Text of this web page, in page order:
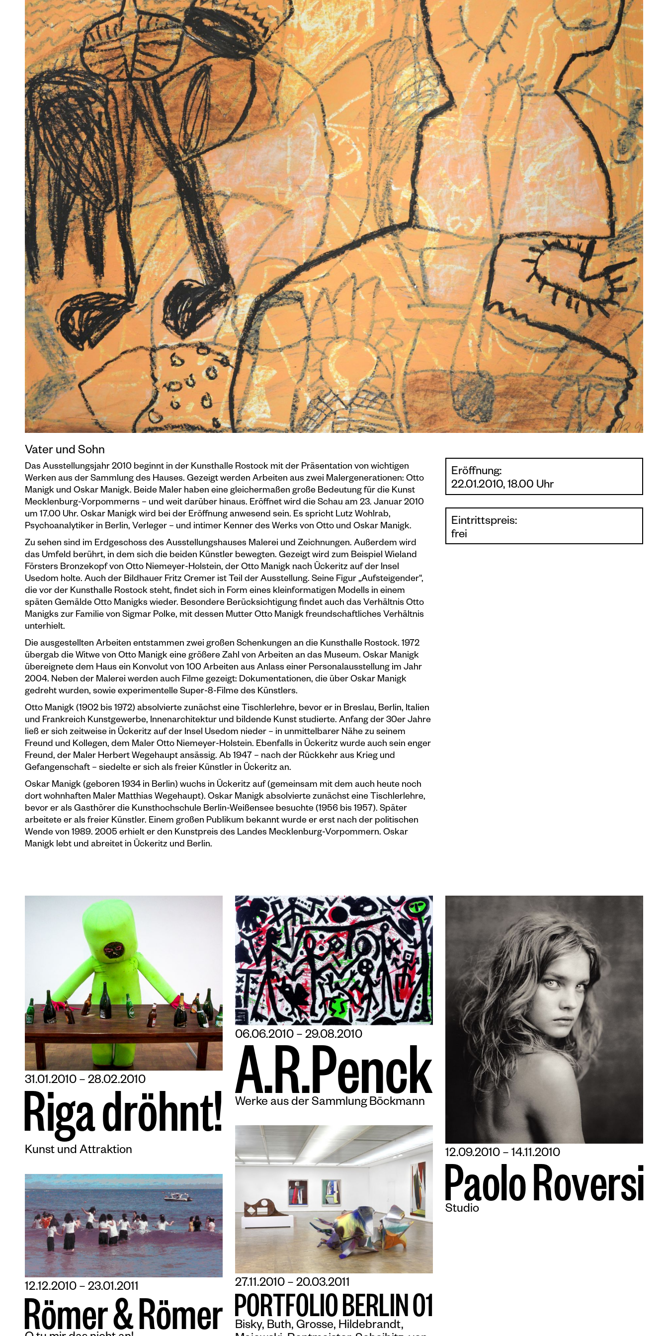
Vater und Sohn
Das Ausstellungsjahr 2010 beginnt in der Kunsthalle Rostock mit der Präsentation von wichtigen
Werken aus der Sammlung des Hauses. Gezeigt werden Arbeiten aus zwei Malergenerationen: Otto
Manigk und Oskar Manigk. Beide Maler haben eine gleichermaßen große Bedeutung für die Kunst
Mecklenburg-Vorpommerns – und weit darüber hinaus. Eröffnet wird die Schau am 23. Januar 2010
um 17.00 Uhr. Oskar Manigk wird bei der Eröffnung anwesend sein. Es spricht Lutz Wohlrab,
Psychoanalytiker in Berlin, Verleger – und intimer Kenner des Werks von Otto und Oskar Manigk.
Zu sehen sind im Erdgeschoss des Ausstellungshauses Malerei und Zeichnungen. Außerdem wird
das Umfeld berührt, in dem sich die beiden Künstler bewegten. Gezeigt wird zum Beispiel Wieland
Försters Bronzekopf von Otto Niemeyer-Holstein, der Otto Manigk nach Ückeritz auf der Insel
Usedom holte. Auch der Bildhauer Fritz Cremer ist Teil der Ausstellung. Seine Figur „Aufsteigender“,
die vor der Kunsthalle Rostock steht, findet sich in Form eines kleinformatigen Modells in einem
späten Gemälde Otto Manigks wieder. Besondere Berücksichtigung findet auch das Verhältnis Otto
Manigks zur Familie von Sigmar Polke, mit dessen Mutter Otto Manigk freundschaftliches Verhältnis
unterhielt.
Die ausgestellten Arbeiten entstammen zwei großen Schenkungen an die Kunsthalle Rostock. 1972
übergab die Witwe von Otto Manigk eine größere Zahl von Arbeiten an das Museum. Oskar Manigk
übereignete dem Haus ein Konvolut von 100 Arbeiten aus Anlass einer Personalausstellung im Jahr
2004. Neben der Malerei werden auch Filme gezeigt: Dokumentationen, die über Oskar Manigk
gedreht wurden, sowie experimentelle Super-8-Filme des Künstlers.
Otto Manigk (1902 bis 1972) absolvierte zunächst eine Tischlerlehre, bevor er in Breslau, Berlin, Italien
und Frankreich Kunstgewerbe, Innenarchitektur und bildende Kunst studierte. Anfang der 30er Jahre
ließ er sich zeitweise in Ückeritz auf der Insel Usedom nieder – in unmittelbarer Nähe zu seinem
Freund und Kollegen, dem Maler Otto Niemeyer-Holstein. Ebenfalls in Ückeritz wurde auch sein enger
Freund, der Maler Herbert Wegehaupt ansässig. Ab 1947 – nach der Rückkehr aus Krieg und
Gefangenschaft – siedelte er sich als freier Künstler in Ückeritz an.
Oskar Manigk (geboren 1934 in Berlin) wuchs in Ückeritz auf (gemeinsam mit dem auch heute noch
dort wohnhaften Maler Matthias Wegehaupt). Oskar Manigk absolvierte zunächst eine Tischlerlehre,
bevor er als Gasthörer die Kunsthochschule Berlin-Weißensee besuchte (1956 bis 1957). Später
arbeitete er als freier Künstler. Einem großen Publikum bekannt wurde er erst nach der politischen
Wende von 1989. 2005 erhielt er den Kunstpreis des Landes Mecklenburg-Vorpommern. Oskar
Manigk lebt und abreitet in Ückeritz und Berlin.
Eröffnung:
22.01.2010, 18.00 Uhr
Eintrittspreis:
frei
31.01.2010 – 28.02.2010
Rigadröhnt!
Kunst und Attraktion
06.06.2010 – 29.08.2010
A.R.Penck
Werke aus der Sammlung Böckmann
12.09.2010 – 14.11.2010
PaoloRoversi
Studio
27.11.2010 – 20.03.2011
PORTFOLIOBERLINO1
Bisky, Buth, Grosse, Hildebrandt,
12.12.2010 – 23.01.2011
Römer&Römer